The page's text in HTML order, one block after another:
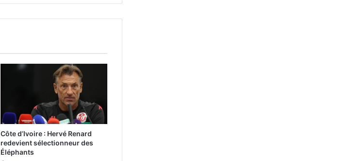
Côte d’Ivoire : Hervé Renard
redevient sélectionneur des
Éléphants